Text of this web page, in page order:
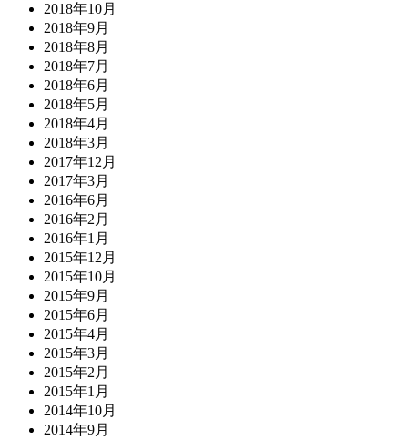
2018年10月
2018年9月
2018年8月
2018年7月
2018年6月
2018年5月
2018年4月
2018年3月
2017年12月
2017年3月
2016年6月
2016年2月
2016年1月
2015年12月
2015年10月
2015年9月
2015年6月
2015年4月
2015年3月
2015年2月
2015年1月
2014年10月
2014年9月